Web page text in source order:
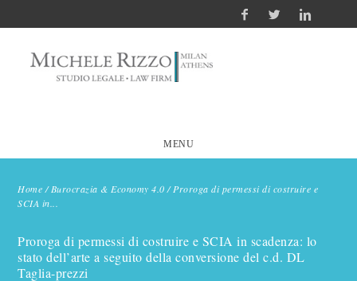
MENU
Home /Burocrazia & Economy 4.0 /Proroga di permessi di costruire e
SCIA in...
Proroga di permessi di costruire e SCIA in scadenza: lo
stato dell’arte a seguito della conversione del c.d. DL
Taglia-prezzi